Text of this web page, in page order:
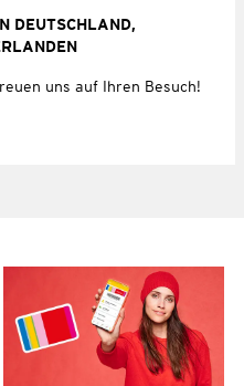
DEUTSCHLAND,
uns auf Ihren Besuch!